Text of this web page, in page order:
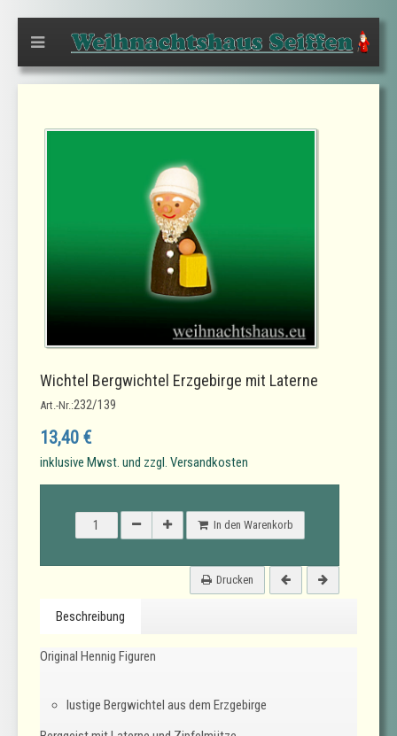
Wichtel Bergwichtel Erzgebirge mit Laterne
Art.-Nr.:232/139
13,40 €
inklusive Mwst. und zzgl. Versandkosten
In den Warenkorb
Drucken
Beschreibung
Original Hennig Figuren
lustige Bergwichtel aus dem Erzgebirge